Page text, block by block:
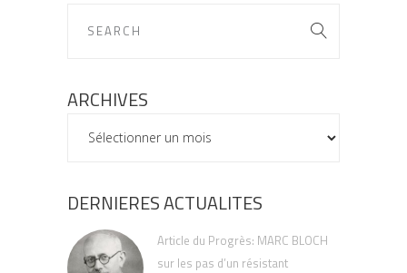
ARCHIVES
ARCHIVES
DERNIERES ACTUALITES
Article du Progrès: MARC BLOCH
sur les pas d’un résistant